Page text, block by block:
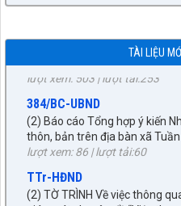
TÀI LIỆU
9/BC-BVHXH
công dân, giải quyết khiếu
nhũng, tiêu cực 6 tháng đầu
384/BC-UBND
(2) Báo cáo Tổng hợp ý kiến
thôn, bản trên địa bàn xã Tuần
lượt xem: 86 | lượt tải:60
TTr-HĐND
(2) TỜ TRÌNH Về việc thông